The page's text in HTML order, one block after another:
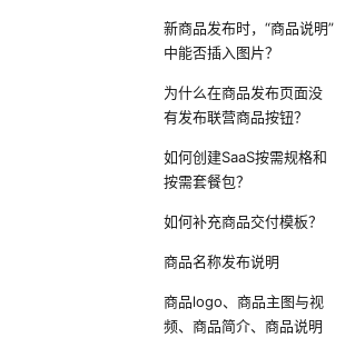
新商品发布时，“商品说明”
中能否插入图片？
为什么在商品发布页面没
有发布联营商品按钮？
如何创建SaaS按需规格和
按需套餐包？
如何补充商品交付模板？
商品名称发布说明
商品logo、商品主图与视
频、商品简介、商品说明